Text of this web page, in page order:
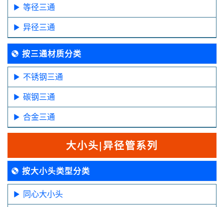
等径三通
异径三通
按三通材质分类
不锈钢三通
碳钢三通
合金三通
大小头|异径管系列
按大小头类型分类
同心大小头